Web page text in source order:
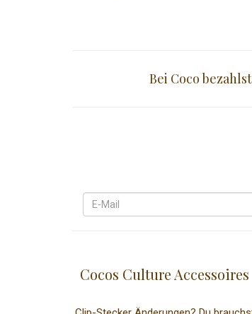
Bei Coco
Cocos Culture Accessoires